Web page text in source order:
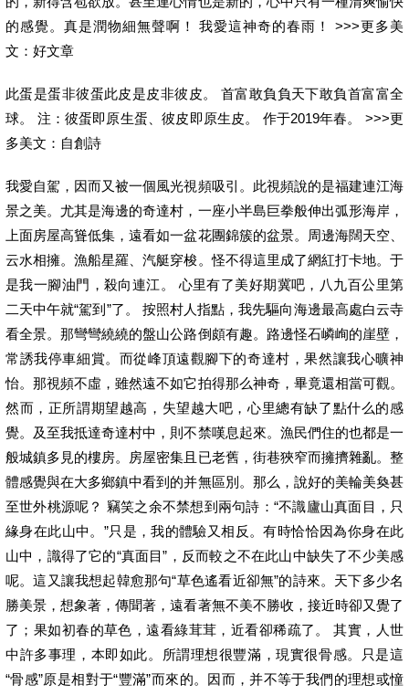
的感覺。真是潤物細無聲啊！ 我愛這神奇的春雨！ >>>更多美
文：好文章
此蛋是蛋非彼蛋此皮是皮非彼皮。 首富敢負負天下敢負首富富全
球。 注：彼蛋即原生蛋、彼皮即原生皮。 作于2019年春。 >>>更
多美文：自創詩
我愛自駕，因而又被一個風光視頻吸引。此視頻說的是福建連江海
景之美。尤其是海邊的奇達村，一座小半島巨拳般伸出弧形海岸，
上面房屋高聳低集，遠看如一盆花團錦簇的盆景。周邊海闊天空、
云水相擁。漁船星羅、汽艇穿梭。怪不得這里成了網紅打卡地。于
是我一腳油門，殺向連江。 心里有了美好期冀吧，八九百公里第
二天中午就“駕到”了。 按照村人指點，我先驅向海邊最高處白云寺
看全景。那彎彎繞繞的盤山公路倒頗有趣。路邊怪石嶙峋的崖壁，
常誘我停車細賞。而從峰頂遠觀腳下的奇達村，果然讓我心曠神
怡。那視頻不虛，雖然遠不如它拍得那么神奇，畢竟還相當可觀。
然而，正所謂期望越高，失望越大吧，心里總有缺了點什么的感
覺。及至我抵達奇達村中，則不禁嘆息起來。漁民們住的也都是一
般城鎮多見的樓房。房屋密集且已老舊，街巷狹窄而擁擠雜亂。整
體感覺與在大多鄉鎮中看到的并無區別。那么，說好的美輪美奐甚
至世外桃源呢？ 竊笑之余不禁想到兩句詩：“不識廬山真面目，只
緣身在此山中。”只是，我的體驗又相反。有時恰恰因為你身在此
山中，識得了它的“真面目”，反而較之不在此山中缺失了不少美感
呢。這又讓我想起韓愈那句“草色遙看近卻無”的詩來。天下多少名
勝美景，想象著，傳聞著，遠看著無不美不勝收，接近時卻又覺了
了；果如初春的草色，遠看綠茸茸，近看卻稀疏了。 其實，人世
中許多事理，本即如此。所謂理想很豐滿，現實很骨感。只是這
“骨感”原是相對于“豐滿”而來的。因而，并不等于我們的理想或憧